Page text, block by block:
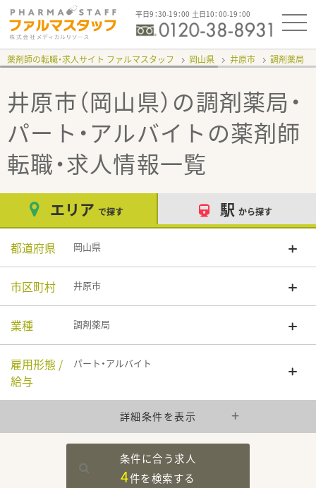
平日9：30-19：00 土日10：00-19：00
薬剤師の転職・求人サイト ファルマスタッフ 岡山県 井原市 調剤薬局
井原市（岡山県）の調剤薬局・
パート・アルバイト の薬剤師
転職・求人情報一覧
エリア で探す 駅 から探す
都道府県 岡山県
市区町村 井原市
業種 調剤薬局
雇用形態 /
給与
パート・アルバイト
詳細条件を表示
条件に合う求人
4件を検索する